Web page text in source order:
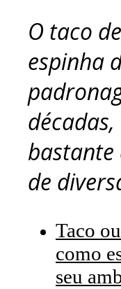
O taco
espinha
de
Taco
como
seu